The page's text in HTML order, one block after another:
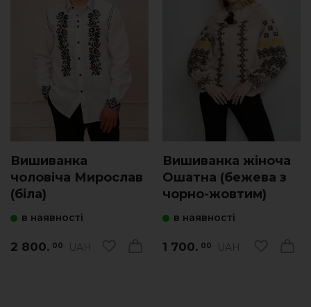
Вишиванка
чоловіча Мирослав
(біла)
в наявності
2 800. 00 UAH
Вишиванка жіноча
Ошатна (бежева з
чорно-жовтим)
в наявності
1 700. 00 UAH